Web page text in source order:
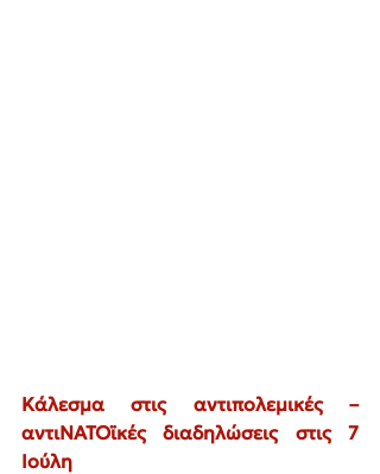
Κάλεσμα στις αντιπολεμικές –
αντιΝΑΤΟϊκές διαδηλώσεις στις 7
Ιούλη